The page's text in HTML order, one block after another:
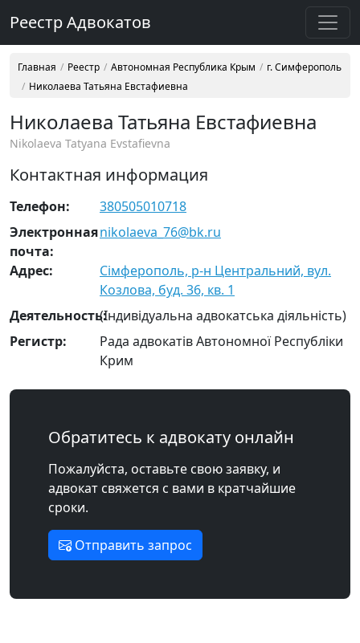
Реестр Адвокатов
Главная Реестр Автономная Республика Крым
г. Симферополь
Николаева Татьяна Евстафиевна
Николаева Татьяна Евстафиевна
Nikolaeva Tatyana Evstafievna
Контактная информация
Телефон:
380505010718
Электронная
почта:
nikolaeva_76@bk.ru
Адрес:
Сімферополь, р-н Центральний, вул.
Козлова, буд. 36, кв. 1
Деятельность:(Індивідуальна адвокатська діяльність)
Регистр:
Рада адвокатів Автономної Республіки
Крим
Обратитесь к адвокату онлайн
Пожалуйста, оставьте свою заявку, и
адвокат свяжется с вами в кратчайшие
сроки.
Отправить запрос